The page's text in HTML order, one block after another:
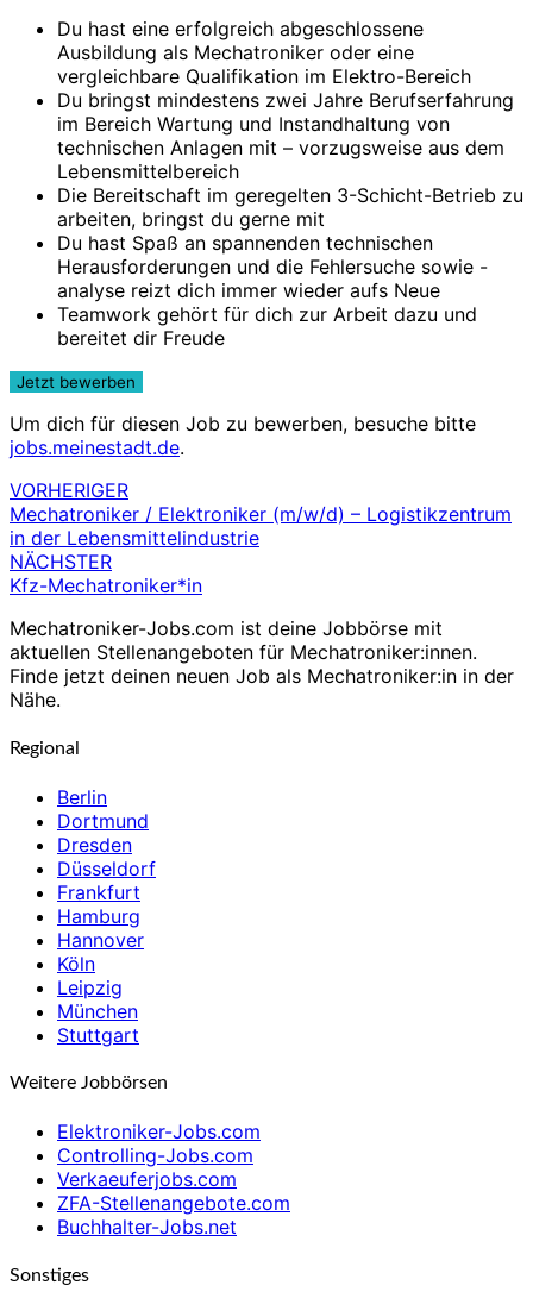
Du hast eine erfolgreich abgeschlossene
Ausbildung als Mechatroniker oder eine
vergleichbare Qualifikation im Elektro-Bereich
Du bringst mindestens zwei Jahre Berufserfahrung
im Bereich Wartung und Instandhaltung von
technischen Anlagen mit – vorzugsweise aus dem
Lebensmittelbereich
Die Bereitschaft im geregelten 3-Schicht-Betrieb zu
arbeiten, bringst du gerne mit
Du hast Spaß an spannenden technischen
Herausforderungen und die Fehlersuche sowie -
analyse reizt dich immer wieder aufs Neue
Teamwork gehört für dich zur Arbeit dazu und
bereitet dir Freude
Um dich für diesen Job zu bewerben, besuche bitte
jobs.meinestadt.de.
Beitragsnavigation
VORHERIGER
Mechatroniker / Elektroniker (m/w/d) – Logistikzentrum
in der Lebensmittelindustrie
NÄCHSTER
Kfz-Mechatroniker*in
Mechatroniker-Jobs.com ist deine Jobbörse mit
aktuellen Stellenangeboten für Mechatroniker:innen.
Finde jetzt deinen neuen Job als Mechatroniker:in in der
Nähe.
Regional
Berlin
Dortmund
Dresden
Düsseldorf
Frankfurt
Hamburg
Hannover
Köln
Leipzig
München
Stuttgart
Weitere Jobbörsen
Elektroniker-Jobs.com
Controlling-Jobs.com
Verkaeuferjobs.com
ZFA-Stellenangebote.com
Buchhalter-Jobs.net
Sonstiges